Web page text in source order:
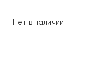
Нет в наличии